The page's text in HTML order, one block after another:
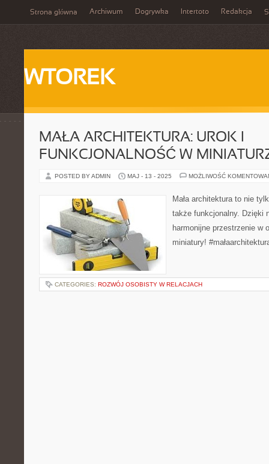
Strona główna Archiwum Dogrywka Intertoto Redakcja
WTOREK
MAŁA ARCHITEKTURA: UROK I
FUNKCJONALNOŚĆ W
POSTED BY ADMIN MAJ - 13 - 2025 MOŻLIWOŚĆ
Mała architektura to nie
także funkcjonalny. Dzięki
harmonijne przestrzenie w
miniatury!
CATEGORIES: ROZWÓJ OSOBISTY W RELACJACH